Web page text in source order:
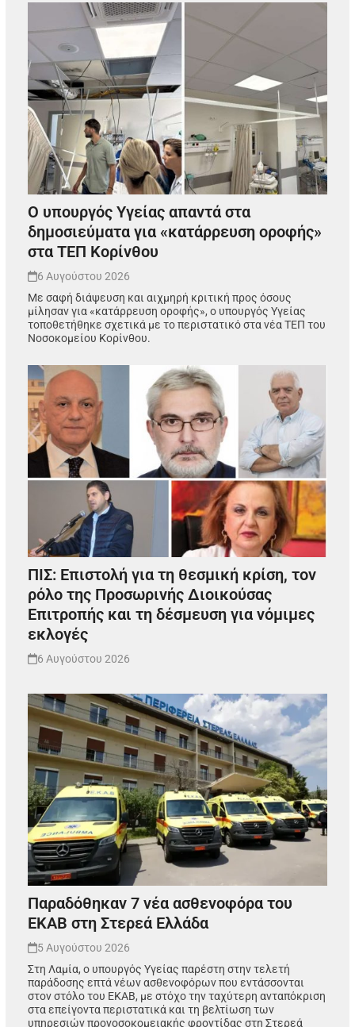
Ο υπουργός Υγείας απαντά στα
δημοσιεύματα για «κατάρρευση οροφής»
στα ΤΕΠ Κορίνθου
6 Αυγούστου 2026
Με σαφή διάψευση και αιχμηρή κριτική προς όσους
μίλησαν για «κατάρρευση οροφής», ο υπουργός Υγείας
τοποθετήθηκε σχετικά με το περιστατικό στα νέα ΤΕΠ του
Νοσοκομείου Κορίνθου.
ΠΙΣ: Επιστολή για τη θεσμική κρίση, τον
ρόλο της Προσωρινής Διοικούσας
Επιτροπής και τη δέσμευση για νόμιμες
εκλογές
6 Αυγούστου 2026
Παραδόθηκαν 7 νέα ασθενοφόρα του
ΕΚΑΒ στη Στερεά Ελλάδα
5 Αυγούστου 2026
Στη Λαμία, ο υπουργός Υγείας παρέστη στην τελετή
παράδοσης επτά νέων ασθενοφόρων που εντάσσονται
στον στόλο του ΕΚΑΒ, με στόχο την ταχύτερη ανταπόκριση
στα επείγοντα περιστατικά και τη βελτίωση των
υπηρεσιών προνοσοκομειακής φροντίδας στη Στερεά